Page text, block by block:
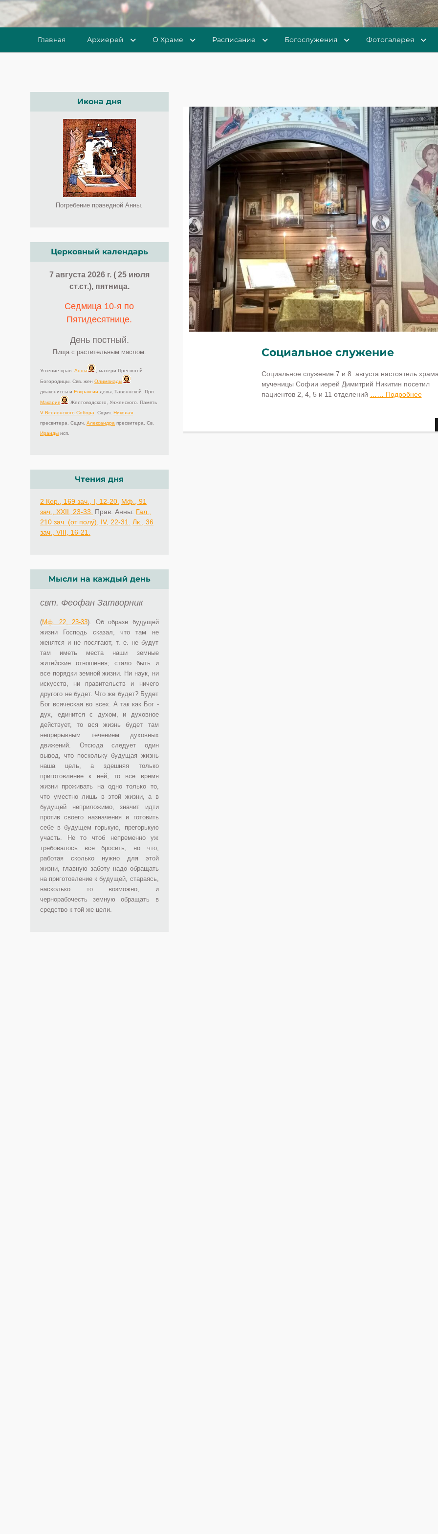
Главная Архиерей О Храме Расписание Богослужения Фотогалерея
Социальное служение
Социальное служение.7 и 8 августа настоятель
мученицы Софии иерей Димитрий Никитин посетил
пациентов 2, 4, 5 и 11 отделений
…… Подробнее
Икона дня
Погребение праведной Анны.
Церковный календарь
7 августа 2026 г. ( 25 июля
ст.ст.), пятница.
Седмица 10-я по
Пятидесятнице.
День постный.
Пища с растительным маслом.
Успение прав. Анны
, матери Пресвятой
Богородицы. Свв. жен Олимпиады
диакониссы и Евпраксии девы, Тавеннской. Прп.
Макария
Желтоводского, Унженского. Память
V Вселенского Собора . Сщмч. Николая
пресвитера. Сщмч. Александра пресвитера. Св.
Ираиды исп.
Чтения дня
2 Кор., 169 зач., I, 12-20. Мф., 91
зач., XXII, 23-33.
Прав. Анны: Гал.,
210 зач. (от полу́), IV, 22-31.
Лк., 36
зач., VIII, 16-21.
Мысли на каждый день
свт. Феофан Затворник
(Мф. 22, 23-33). Об образе будущей
жизни Господь сказал, что там не
женятся и не посягают, т. е. не будут
там иметь места наши земные
житейские отношения; стало быть и
все порядки земной жизни. Ни наук, ни
искусств, ни правительств и ничего
другого не будет. Что же будет? Будет
Бог всяческая во всех. А так как Бог -
дух, единится с духом, и духовное
действует, то вся жизнь будет там
непрерывным течением духовных
движений. Отсюда следует один
вывод, что поскольку будущая жизнь
наша цель, а здешняя только
приготовление к ней, то все время
жизни проживать на одно только то,
что уместно лишь в этой жизни, а в
будущей неприложимо, значит идти
против своего назначения и готовить
себе в будущем горькую, прегорькую
участь. Не то чтоб непременно уж
требовалось все бросить, но что,
работая сколько нужно для этой
жизни, главную заботу надо обращать
на приготовление к будущей, стараясь,
насколько то возможно, и
чернорабочесть земную обращать в
средство к той же цели.